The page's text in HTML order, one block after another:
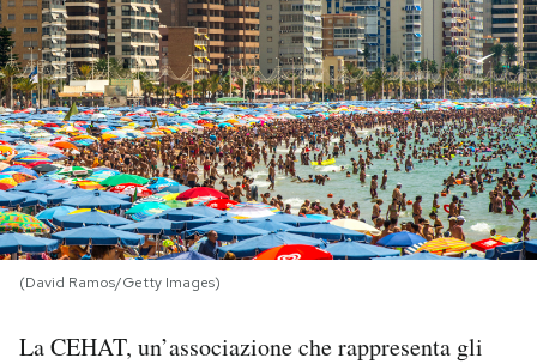
PODCAST
NEWSLETTER
I MIEI PREFERITI
SHOP
CALENDARIO
(David Ramos/Getty Images)
La CEHAT, un’associazione che rappresenta gli